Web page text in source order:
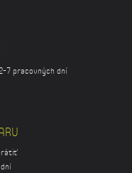
7 pracovných dní